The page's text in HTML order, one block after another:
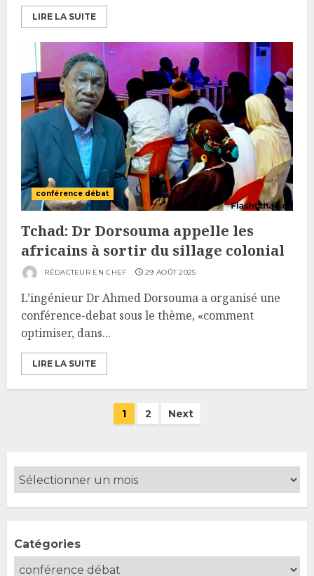
LIRE LA SUITE
conférence débat
Tchad: Dr Dorsouma appelle les
africains à sortir du sillage colonial
RÉDACTEUR EN CHEF 29 AOÛT 2025
L’ingénieur Dr Ahmed Dorsouma a organisé une
conférence-debat sous le thème, «comment
optimiser, dans...
LIRE LA SUITE
1 2 Next
Catégories